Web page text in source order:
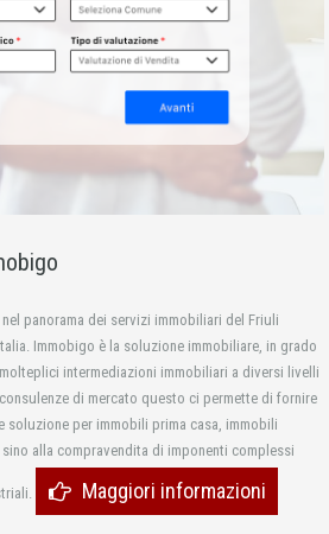
panorama dei servizi immobiliari del Friuli
Immobigo è la soluzione immobiliare, in grado
intermediazioni immobiliari a diversi livelli
di mercato questo ci permette di fornire
soluzione per immobili prima casa, immobili
alla compravendita di imponenti complessi
Maggiori informazioni